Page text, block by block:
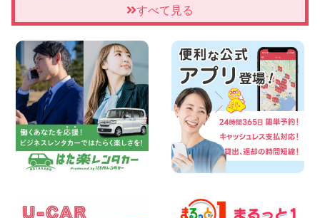
三河安城店 8月限定!平日限定レンタカー
お得キャンペーン実施中です♪ 愛知県 三
河安城店
100円レンタカー 三河安城
2026年08月06日
4人乗り軽自動車 ダイハツ:タント 広島県
ベイシティ宇品店
100円レンタカー ベイシティ宇品
2026年08月06日
体調崩してませんか?? 兵庫県 加古川店
100円レンタカー 加古川
2026年08月06日
100円レンタカー 両津
すべて見る